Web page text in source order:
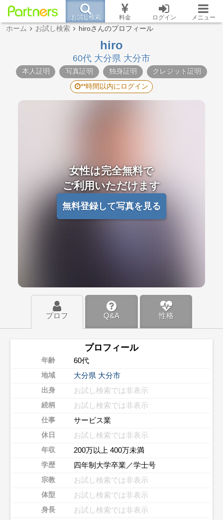
お試し検索 料金 ログイン メニュー
ホーム お試し検索 hiroさんのプロフィール
hiro
60代 大分県 大分市
本人証明 写真証明 独身証明
クレジット証明
**時間以内にログイン
女性は完全無料で
ご利用いただけます
無料登録して写真を見る
プロフ Q&A 性格
プロフィール
年齢 60代
地域 大分県 大分市
出身 お試し検索では非表示
続柄 お試し検索では非表示
仕事 サービス業
休日 お試し検索では非表示
年収 200万以上 400万未満
学歴 四年制大学卒業／学士号
宗教 お試し検索では非表示
体型 お試し検索では非表示
身長 お試し検索では非表示